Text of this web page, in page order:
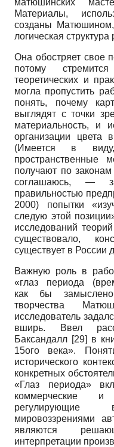
Материалы,
созданы
логическая
Она обостряет свое
потому
теоретических и
могла пропустить
понять, почему
выглядят с точки
материальность, и
организации цвета
(Имеется в
пространственные
получают по
соглашаюсь, —
правильностью
2000) попытки
следую этой
исследований
существовало,
существует в России
Важную роль в
«глаз периода
как бы
творчества
исследователь
вширь. Ввел
Баксандалл [29] в
15ого века».
исторического
конкретных
«Глаз периода»
коммерческие и
регулирующие
мировоззрениями
являются
интерпретации